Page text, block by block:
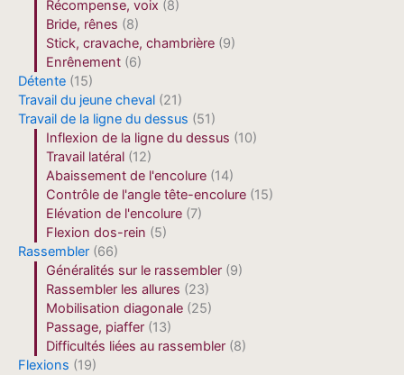
Récompense, voix (8)
Bride, rênes (8)
Stick, cravache, chambrière (9)
Enrênement (6)
Détente (15)
Travail du jeune cheval (21)
Travail de la ligne du dessus (51)
Inflexion de la ligne du dessus (10)
Travail latéral (12)
Abaissement de l'encolure (14)
Contrôle de l'angle tête-encolure (15)
Elévation de l'encolure (7)
Flexion dos-rein (5)
Rassembler (66)
Généralités sur le rassembler (9)
Rassembler les allures (23)
Mobilisation diagonale (25)
Passage, piaffer (13)
Difficultés liées au rassembler (8)
Flexions (19)